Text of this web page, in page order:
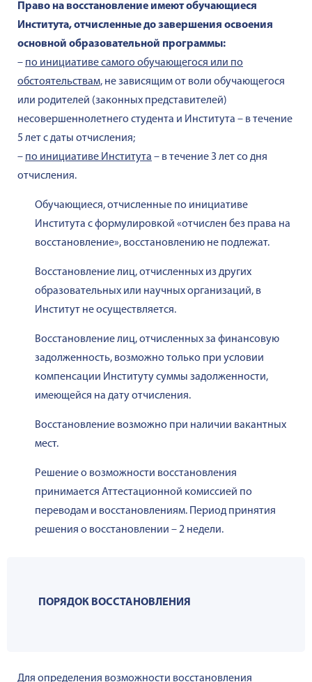
Право на восстановление имеют обучающиеся
Института, отчисленные до завершения освоения
основной образовательной программы:
– по инициативе самого обучающегося или по
обстоятельствам, не зависящим от воли обучающегося
или родителей (законных представителей)
несовершеннолетнего студента и Института – в течение
5 лет с даты отчисления;
– по инициативе Института – в течение 3 лет со дня
отчисления.
Обучающиеся, отчисленные по инициативе
Института с формулировкой «отчислен без права на
восстановление», восстановлению не подлежат.
Восстановление лиц, отчисленных из других
образовательных или научных организаций, в
Институт не осуществляется.
Восстановление лиц, отчисленных за финансовую
задолженность, возможно только при условии
компенсации Институту суммы задолженности,
имеющейся на дату отчисления.
Восстановление возможно при наличии вакантных
мест.
Решение о возможности восстановления
принимается Аттестационной комиссией по
переводам и восстановлениям. Период принятия
решения о восстановлении – 2 недели.
ПОРЯДОК ВОССТАНОВЛЕНИЯ
Для определения возможности восстановления